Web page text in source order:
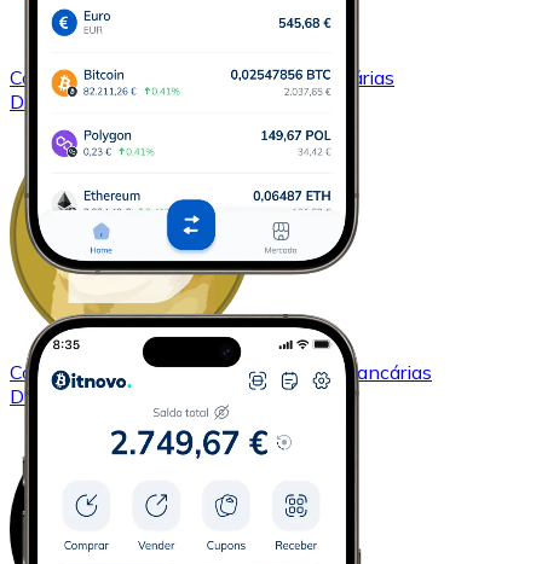
ComprarDash
com transferência bancárias
DASH
ComprarDogecoincom transferência bancárias
DOGE